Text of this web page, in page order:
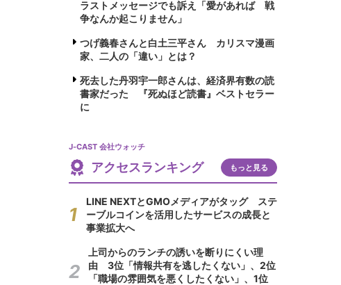
ラストメッセージでも訴え「愛があれば 戦
争なんか起こりません」
つげ義春さんと白土三平さん カリスマ漫画
家、二人の「違い」とは？
死去した丹羽宇一郎さんは、経済界有数の読
書家だった 『死ぬほど読書』ベストセラー
に
J-CAST 会社ウォッチ
アクセスランキング もっと見る
LINE NEXTとGMOメディアがタッグ ステ
ーブルコインを活用したサービスの成長と
事業拡大へ
上司からのランチの誘いを断りにくい理
由 3位「情報共有を逃したくない」、2位
「職場の雰囲気を悪くしたくない」、1位